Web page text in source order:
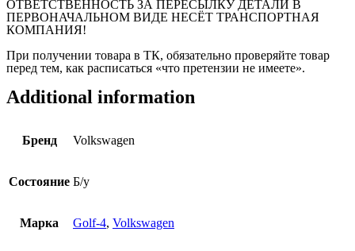
ОТВЕТСТВЕННОСТЬ ЗА ПЕРЕСЫЛКУ ДЕТАЛИ В
ПЕРВОНАЧАЛЬНОМ ВИДЕ НЕСЁТ ТРАНСПОРТНАЯ
КОМПАНИЯ!
При получении товара в ТК, обязательно проверяйте товар
перед тем, как расписаться «что претензии не имеете».
Additional information
Бренд Volkswagen
Состояние Б/у
Марка Golf-4, Volkswagen